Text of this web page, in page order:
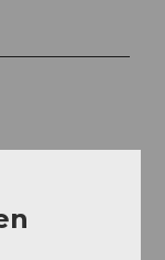
pro Boot